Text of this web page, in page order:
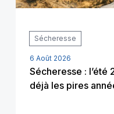
Sécheresse
6 Août 2026
Sécheresse : l’été
déjà les pires